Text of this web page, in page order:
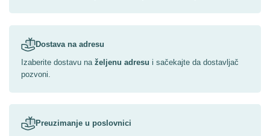
Dostava na adresu
Izaberite dostavu na željenu adresu i sačekajte da dostavljač
pozvoni.
Preuzimanje u poslovnici